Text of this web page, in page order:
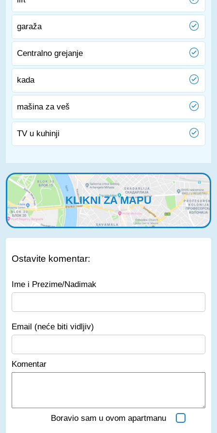
garaža
Centralno grejanje
kada
mašina za veš
TV u kuhinji
KLIKNI ZA MAPU
Ostavite komentar:
Ime i Prezime/Nadimak
Email (neće biti vidljiv)
Komentar
Boravio sam u ovom apartmanu